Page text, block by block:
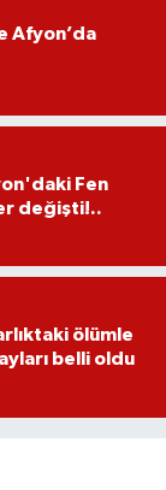
Afyon’da
Fen
değişti!..
ölümle
belli oldu